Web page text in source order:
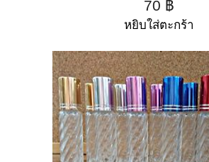
70 ฿
หยิบใส่ตะกร้า